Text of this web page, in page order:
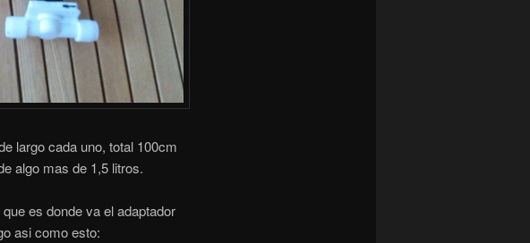
largo cada uno, total 100cm
algo mas de 1,5 litros.
es donde va el adaptador
asi como esto: